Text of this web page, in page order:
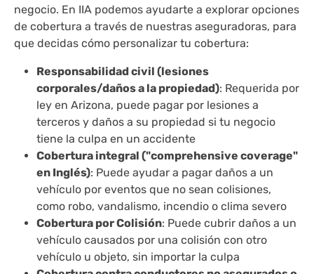
negocio. En IIA podemos ayudarte a explorar opciones
de cobertura a través de nuestras aseguradoras, para
que decidas cómo personalizar tu cobertura:
Responsabilidad civil (lesiones
corporales/daños a la propiedad): Requerida por
ley en Arizona, puede pagar por lesiones a
terceros y daños a su propiedad si tu negocio
tiene la culpa en un accidente
Cobertura integral ("comprehensive coverage"
en Inglés): Puede ayudar a pagar daños a un
vehículo por eventos que no sean colisiones,
como robo, vandalismo, incendio o clima severo
Cobertura por Colisión: Puede cubrir daños a un
vehículo causados por una colisión con otro
vehículo u objeto, sin importar la culpa